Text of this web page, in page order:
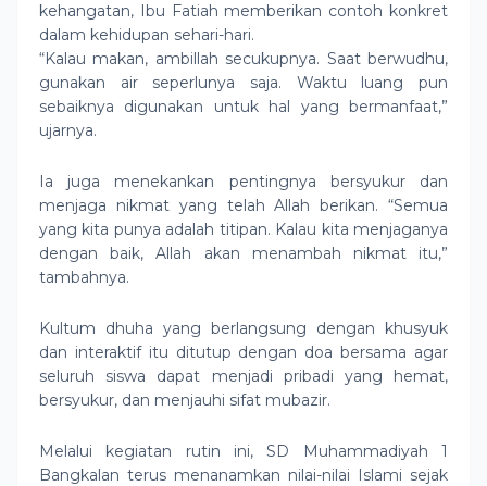
kehangatan, Ibu Fatiah memberikan contoh konkret
dalam kehidupan sehari-hari.
“Kalau makan, ambillah secukupnya. Saat berwudhu,
gunakan air seperlunya saja. Waktu luang pun
sebaiknya digunakan untuk hal yang bermanfaat,”
ujarnya.
Ia juga menekankan pentingnya bersyukur dan
menjaga nikmat yang telah Allah berikan. “Semua
yang kita punya adalah titipan. Kalau kita menjaganya
dengan baik, Allah akan menambah nikmat itu,”
tambahnya.
Kultum dhuha yang berlangsung dengan khusyuk
dan interaktif itu ditutup dengan doa bersama agar
seluruh siswa dapat menjadi pribadi yang hemat,
bersyukur, dan menjauhi sifat mubazir.
Melalui kegiatan rutin ini, SD Muhammadiyah 1
Bangkalan terus menanamkan nilai-nilai Islami sejak